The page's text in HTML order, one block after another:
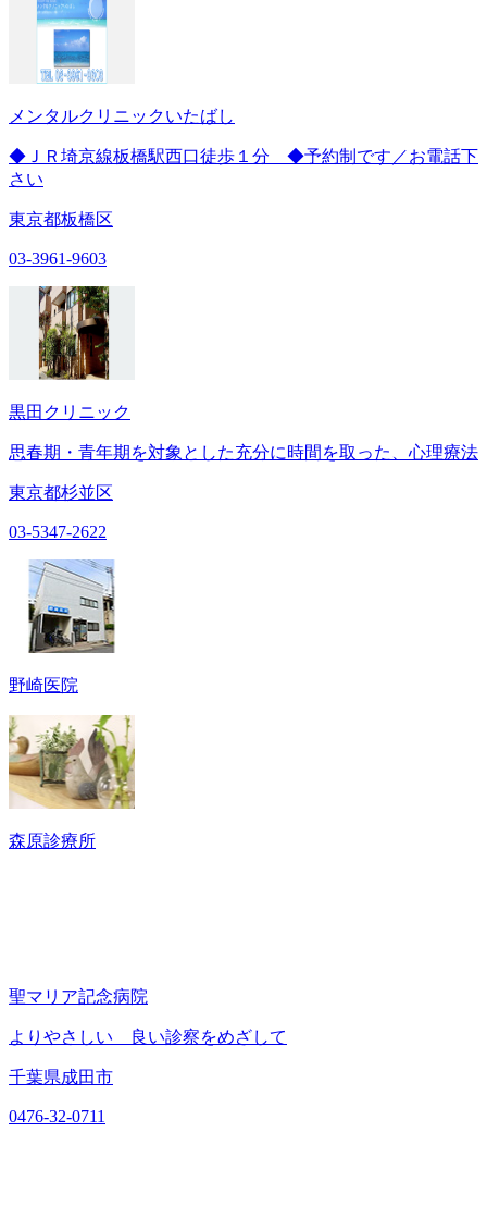
メンタルクリニックいたばし
◆ＪＲ埼京線板橋駅西口徒歩１分 ◆予約制です／お電話下
さい
東京都板橋区
03-3961-9603
黒田クリニック
思春期・青年期を対象とした充分に時間を取った、心理療法
東京都杉並区
03-5347-2622
野崎医院
森原診療所
聖マリア記念病院
よりやさしい 良い診察をめざして
千葉県成田市
0476-32-0711